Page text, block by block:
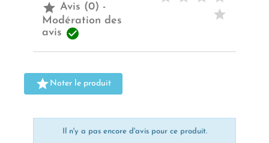
 Avis (0) -
Modération des
avis 
 Noter le produit
Il n'y a pas encore d'avis pour ce produit.